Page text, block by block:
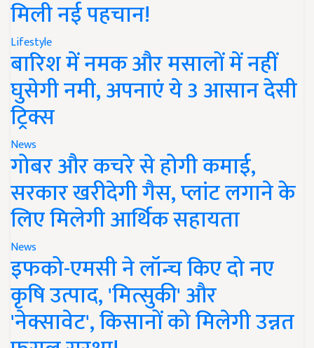
मिली नई पहचान!
Lifestyle
बारिश में नमक और मसालों में नहीं
घुसेगी नमी, अपनाएं ये 3 आसान देसी
ट्रिक्स
News
गोबर और कचरे से होगी कमाई,
सरकार खरीदेगी गैस, प्लांट लगाने के
लिए मिलेगी आर्थिक सहायता
News
इफको-एमसी ने लॉन्च किए दो नए
कृषि उत्पाद, 'मित्सुकी' और
'नेक्सावेट', किसानों को मिलेगी उन्नत